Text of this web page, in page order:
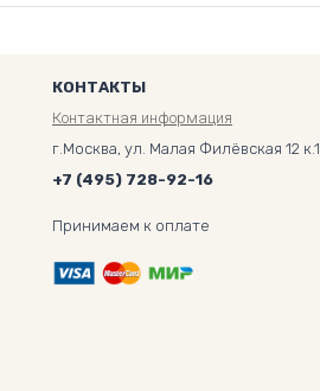
КОНТАКТЫ
Контактная информация
г.Москва, ул. Малая Филёвская 12 к.1
+7 (495) 728-92-16
Принимаем к оплате